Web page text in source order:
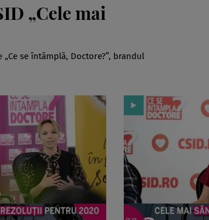
„Cele mai
se întâmplă, Doctore?”, brandul